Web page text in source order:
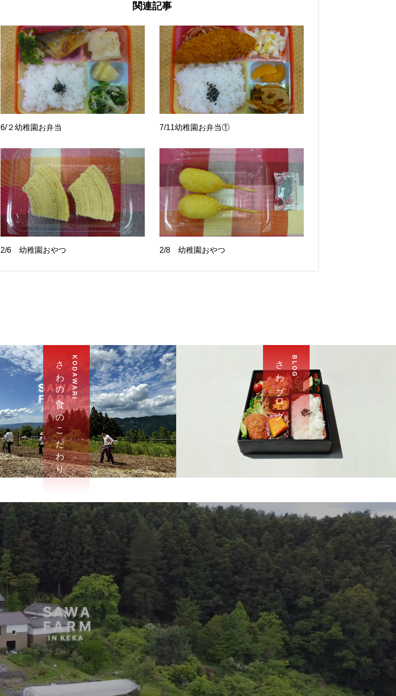
関連記事
6/２幼稚園お弁当 7/11幼稚園お弁当①
2/6 幼稚園おやつ 2/8 幼稚園おやつ
K O D A W A R I
さ わ の 食 へ の こ だ わ り B L O G
さ わ ブ ロ グ